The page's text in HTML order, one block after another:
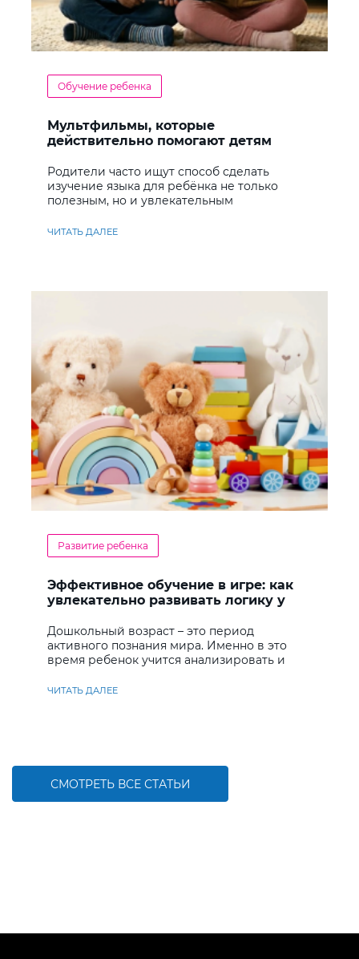
Обучение ребенка
Мультфильмы, которые
действительно помогают детям
Родители часто ищут способ сделать
изучение языка для ребёнка не только
полезным, но и увлекательным
ЧИТАТЬ ДАЛЕЕ
Развитие ребенка
Эффективное обучение в игре: как
увлекательно развивать логику у
Дошкольный возраст – это период
активного познания мира. Именно в это
время ребенок учится анализировать и
ЧИТАТЬ ДАЛЕЕ
СМОТРЕТЬ ВСЕ СТАТЬИ